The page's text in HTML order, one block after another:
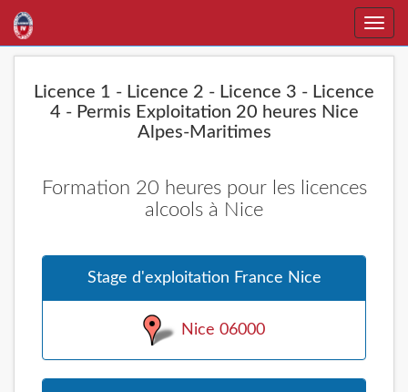
Toggle
Licence 1 - Licence 2 - Licence 3 - Licence
4 - Permis Exploitation 20 heures Nice
Alpes-Maritimes
Formation 20 heures pour les licences
alcools à Nice
Stage d'exploitation France Nice
Nice 06000